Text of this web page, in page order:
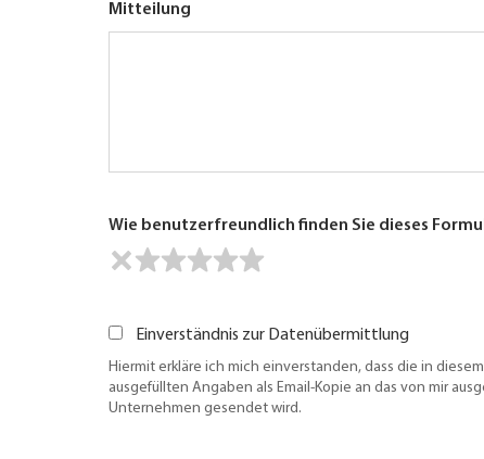
Mitteilung
Wie benutzerfreundlich finden Sie dieses
Einverständnis zur Datenübermittlung
Hiermit erkläre ich mich einverstanden, dass die in
ausgefüllten Angaben als Email-Kopie an das von mir
Unternehmen gesendet wird.